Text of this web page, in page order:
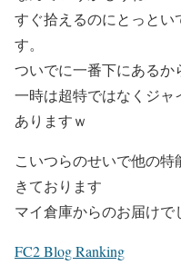
すぐ拾えるのにとっと
す。
ついでに一番下にあるか
一時は超特ではなくジャ
ありますｗ
こいつらのせいで他の
きております
マイ倉庫からのお届けで
FC2 Blog Ranking